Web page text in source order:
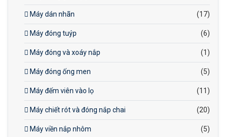
Máy dán nhãn (17)
Máy đóng tuýp (6)
Máy đóng và xoáy nắp (1)
Máy đóng ống men (5)
Máy đếm viên vào lọ (11)
Máy chiết rót và đóng nắp chai (20)
Máy viền nắp nhôm (5)